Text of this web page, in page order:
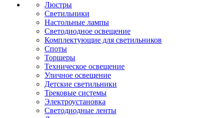
Люстры
Светильники
Настольные лампы
Светодиодное освещение
Комплектующие для светильников
Споты
Торшеры
Техническое освещение
Уличное освещение
Детские светильники
Трековые системы
Электроустановка
Светодиодные ленты